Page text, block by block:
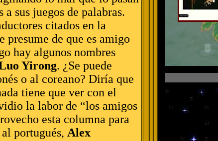
sus juegos de palabras.
citados en la
presume de que es amigo
hay algunos nombres
Yirong. ¿Se puede
o al coreano? Diría que
tiene que ver con el
la labor de “los amigos
esta columna para
portugués, Alex